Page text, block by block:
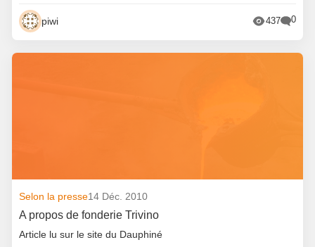
piwi 437 0
Selon la presse14 Déc. 2010
A propos de fonderie Trivino
Article lu sur le site du Dauphiné